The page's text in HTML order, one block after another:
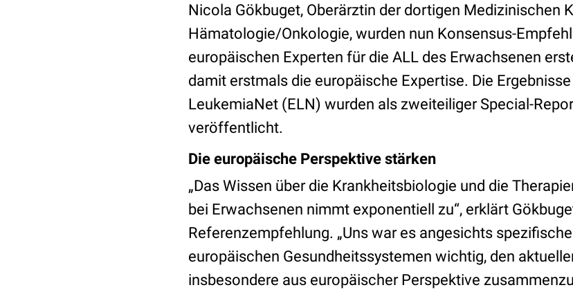
Nicola Gökbuget, Oberärztin der dortigen Medizinischen
Hämatologie/Onkologie, wurden nun Konsensus-
europäischen Experten für die ALL des Erwachsenen
damit erstmals die europäische Expertise. Die
LeukemiaNet (ELN) wurden als zweiteiliger Special-
veröffentlicht.
Die europäische Perspektive stärken
„Das Wissen über die Krankheitsbiologie und die
bei Erwachsenen nimmt exponentiell zu“, erklärt
Referenzempfehlung. „Uns war es angesichts
europäischen Gesundheitssystemen wichtig, den
insbesondere aus europäischer Perspektive